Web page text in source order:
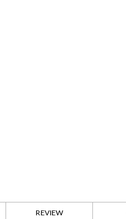
REVIEW